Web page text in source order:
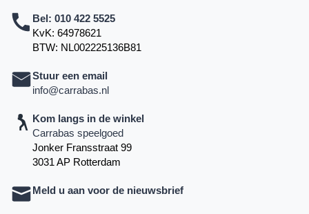
Bel: 010 422 5525
KvK: 64978621
BTW: NL002225136B81
Stuur een email
info@carrabas.nl
Kom langs in de winkel
Carrabas speelgoed
Jonker Fransstraat 99
3031 AP Rotterdam
Meld u aan voor de nieuwsbrief